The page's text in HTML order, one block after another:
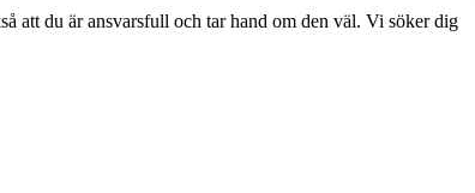
att du är ansvarsfull och tar hand om den väl. Vi söker dig